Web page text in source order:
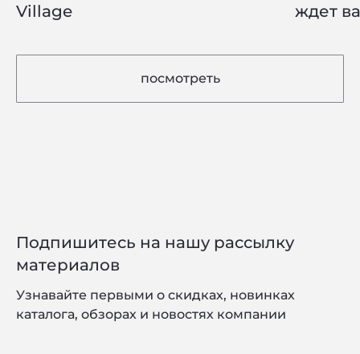
Village
ждет
посмотреть
Подпишитесь на нашу рассылку
материалов
Узнавайте первыми о скидках, новинках
каталога, обзорах и новостях компании